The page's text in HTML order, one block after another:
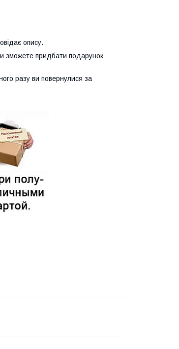
опису.
зможете придбати подарунок
разу ви повернулися за